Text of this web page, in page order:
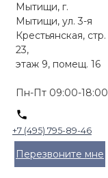
Мытищи, г.
Мытищи, ул. 3-я
Крестьянская, стр.
23,
этаж 9, помещ. 16
Пн-Пт 09:00-18:00
+7 (495) 795-89-46
Перезвоните мне